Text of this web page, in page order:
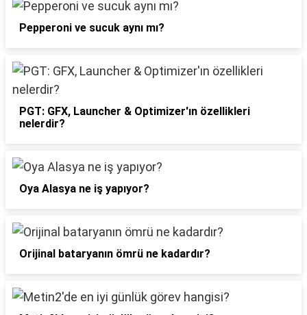
Pepperoni ve sucuk aynı mı?
PGT: GFX, Launcher & Optimizer'ın özellikleri
nelerdir?
Oya Alasya ne iş yapıyor?
Orijinal bataryanın ömrü ne kadardır?